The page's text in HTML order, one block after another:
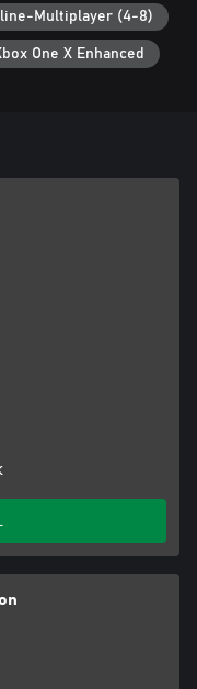
Multiplayer (4-8)
One X Enhanced